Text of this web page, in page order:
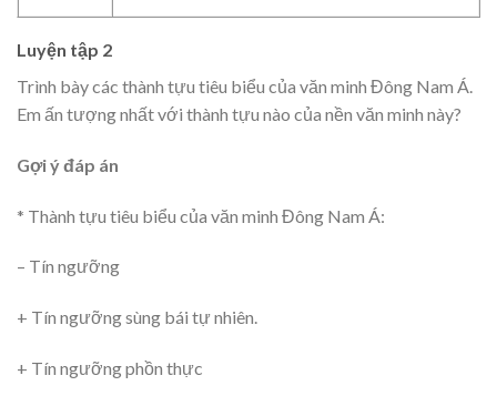
Luyện tập 2
Trình bày các thành tựu tiêu biểu của văn minh Đông Nam Á.
Em ấn tượng nhất với thành tựu nào của nền văn minh này?
Gợi ý đáp án
* Thành tựu tiêu biểu của văn minh Đông Nam Á:
– Tín ngưỡng
+ Tín ngưỡng sùng bái tự nhiên.
+ Tín ngưỡng phồn thực